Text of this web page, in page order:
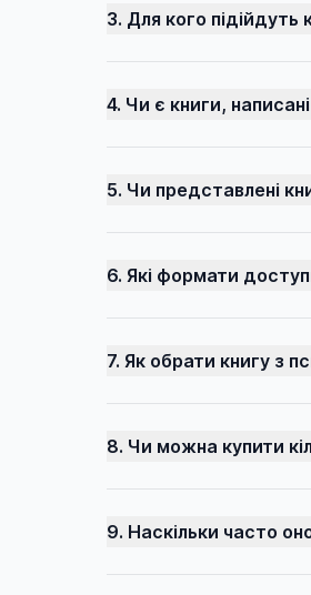
Зі спадщини світової
Зібрання творів-міні
Знамениті
Знамениті українці
Знаменитые
Знаменитые люди
Знаменитые украинцы
Издание с
Porter)
Елізабет Гаскелл
Інід Блайтон (Enid Mary
(Ernst Theodor Wilhelm
Sсott Fitzgerald)
Федеріко Гарсія Лорка
3. Для кого підійдуть
4. Чи є книги,
5. Чи представлені
6. Які формати
7. Як обрати книгу з
8. Чи можна купити
9. Наскільки часто